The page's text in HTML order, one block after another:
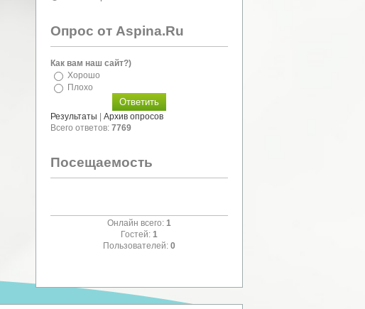
Опрос от Aspina.Ru
Как вам наш сайт?)
Хорошо
Плохо
Результаты | Архив опросов
Всего ответов: 7769
Посещаемость
Онлайн всего: 1
Гостей: 1
Пользователей: 0